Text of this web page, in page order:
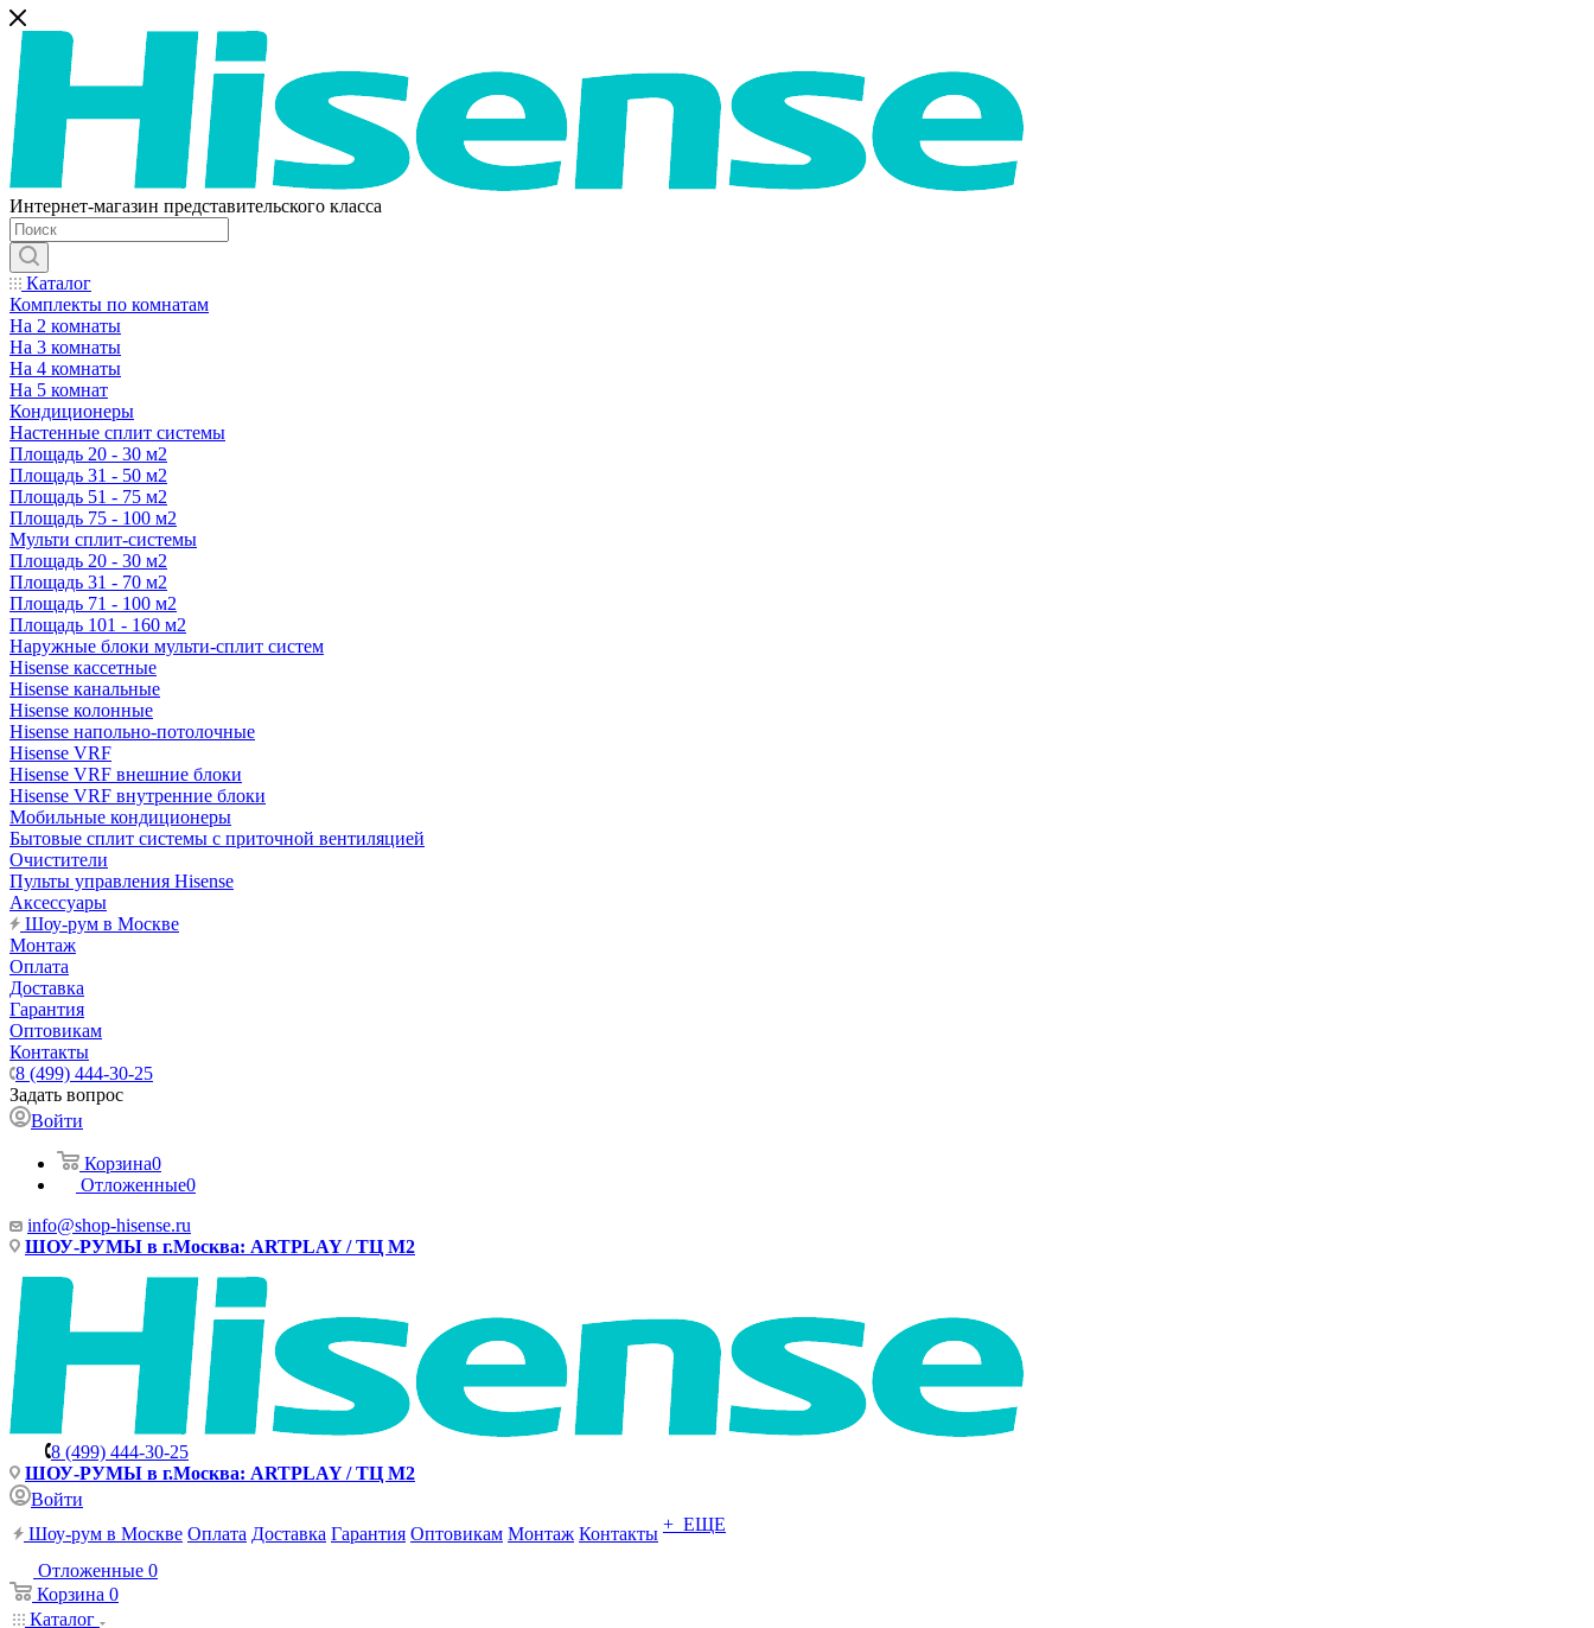
Интернет-магазин представительского класса
Каталог
Комплекты по комнатам
На 2 комнаты
На 3 комнаты
На 4 комнаты
На 5 комнат
Кондиционеры
Настенные сплит системы
Площадь 20 - 30 м2
Площадь 31 - 50 м2
Площадь 51 - 75 м2
Площадь 75 - 100 м2
Мульти сплит-системы
Площадь 20 - 30 м2
Площадь 31 - 70 м2
Площадь 71 - 100 м2
Площадь 101 - 160 м2
Наружные блоки мульти-сплит систем
Hisense кассетные
Hisense канальные
Hisense колонные
Hisense напольно-потолочные
Hisense VRF
Hisense VRF внешние блоки
Hisense VRF внутренние блоки
Мобильные кондиционеры
Бытовые сплит системы с приточной вентиляцией
Очистители
Пульты управления Hisense
Аксессуары
Шоу-рум в Москве
Монтаж
Оплата
Доставка
Гарантия
Оптовикам
Контакты
8 (499) 444-30-25
Задать вопрос
Войти
Корзина0
Отложенные0
info@shop-hisense.ru
ШОУ-РУМЫ в г.Москва: ARTPLAY / ТЦ М2
8 (499) 444-30-25
ШОУ-РУМЫ в г.Москва: ARTPLAY / ТЦ М2
Войти
Шоу-рум в Москве Оплата Доставка Гарантия Оптовикам Монтаж Контакты + ЕЩЕ
Отложенные 0
Корзина 0
Каталог